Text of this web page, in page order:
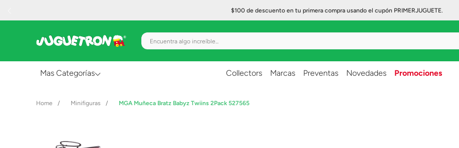
$100 de descuento en tu primera compra usando el cupón PRIMERJUGUETE.
Encuentra algo increíble...
Mas Categorías Collectors Marcas Preventas Novedades Promociones
Minifiguras MGA Muñeca Bratz Babyz Twiins 2Pack 527565